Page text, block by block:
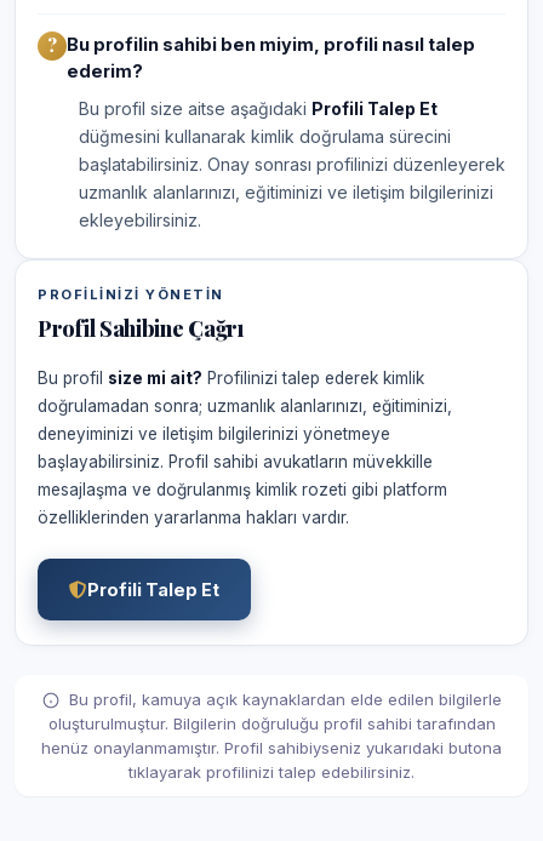
Bu profilin sahibi ben miyim, profili nasıl talep
ederim?
Bu profil size aitse aşağıdaki Profili Talep Et
düğmesini kullanarak kimlik doğrulama sürecini
başlatabilirsiniz. Onay sonrası profilinizi düzenleyerek
uzmanlık alanlarınızı, eğitiminizi ve iletişim bilgilerinizi
ekleyebilirsiniz.
PROFILINIZI YÖNETIN
Profil Sahibine Çağrı
Bu profil size mi ait? Profilinizi talep ederek kimlik
doğrulamadan sonra; uzmanlık alanlarınızı, eğitiminizi,
deneyiminizi ve iletişim bilgilerinizi yönetmeye
başlayabilirsiniz. Profil sahibi avukatların müvekkille
mesajlaşma ve doğrulanmış kimlik rozeti gibi platform
özelliklerinden yararlanma hakları vardır.
Profili Talep Et
Bu profil, kamuya açık kaynaklardan elde edilen bilgilerle
oluşturulmuştur. Bilgilerin doğruluğu profil sahibi tarafından
henüz onaylanmamıştır. Profil sahibiyseniz yukarıdaki butona
tıklayarak profilinizi talep edebilirsiniz.